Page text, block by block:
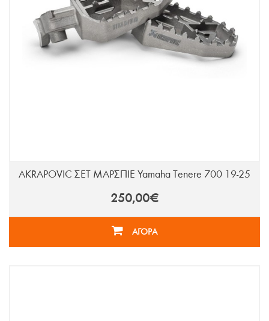
AKRAPOVIC ΣΕΤ ΜΑΡΣΠΙΕ Yamaha Tenere 700 19-25
250,00€
ΑΓΟΡΑ